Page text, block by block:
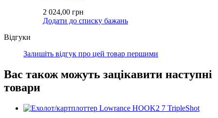
2 024,00 грн
Додати до списку бажань
Відгуки
Залишіть відгук про цей товар першими
Вас також можуть зацікавити наступні
товари